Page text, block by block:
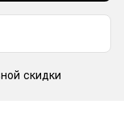
скидки